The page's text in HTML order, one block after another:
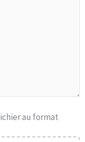
au format